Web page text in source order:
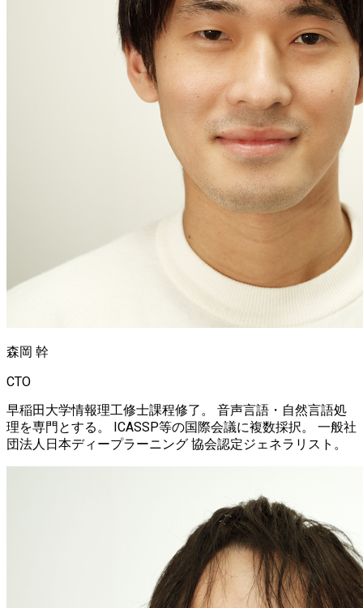
森岡 幹
CTO
早稲田大学情報理工修士課程修了。 音声言語・自然言語処
理を専門とする。 ICASSP等の国際会議に複数採択。 一般社
団法人日本ディープラーニング 協会認定ジェネラリスト。